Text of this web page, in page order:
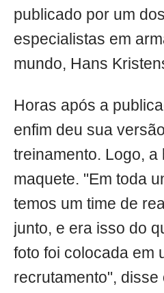
publicado por um
especialistas em
mundo, Hans
Horas após a
enfim deu sua
treinamento. Logo, a
maquete. "Em toda
temos um time de
junto, e era isso do
foto foi colocada em
recrutamento",